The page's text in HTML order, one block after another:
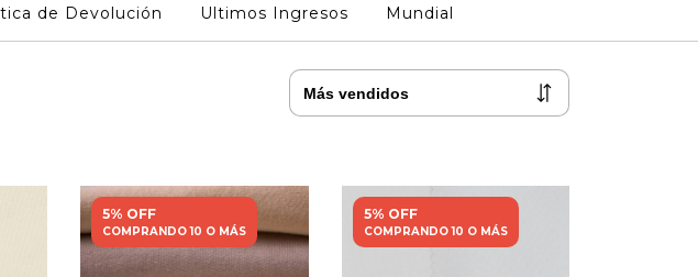
de Devolución Ultimos Ingresos Mundial
5% OFF
COMPRANDO 10 O MÁS
5% OFF
COMPRANDO 10 O MÁS